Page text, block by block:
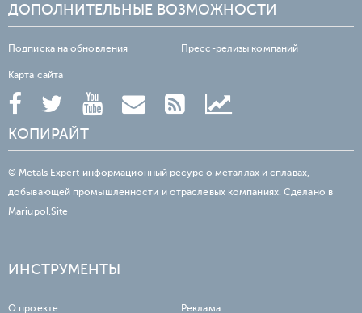
ДОПОЛНИТЕЛЬНЫЕ ВОЗМОЖНОСТИ
Подписка на обновления Пресс-релизы компаний
Карта сайта
КОПИРАЙТ
© Metals Expert информационный ресурс о металлах и сплавах,
добывающей промышленности и отраслевых компаниях. Сделано в
Mariupol.Site
ИНСТРУМЕНТЫ
О проекте Реклама